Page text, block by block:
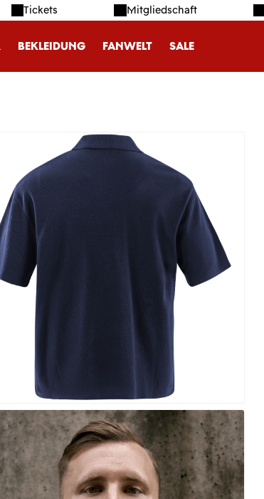
Tickets Mitgliedschaft
BEKLEIDUNG FANWELT SALE